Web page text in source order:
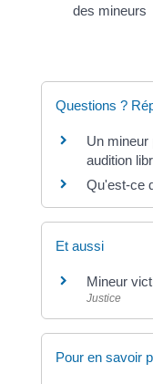
des mineurs
Questions ?
Un mineur
audition
Qu'est-ce
Et aussi
Mineur
Justice
Pour en savoir